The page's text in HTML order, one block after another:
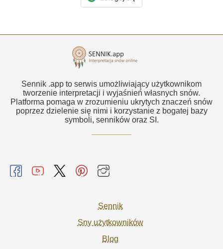
Sennik .app to serwis umożliwiający użytkownikom
tworzenie interpretacji i wyjaśnień własnych snów.
Platforma pomaga w zrozumieniu ukrytych znaczeń snów
poprzez dzielenie się nimi i korzystanie z bogatej bazy
symboli, senników oraz SI.
Sennik
Sny użytkowników
Blog